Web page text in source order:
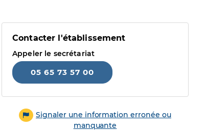
Contacter l'établissement
Appeler le secrétariat
05 65 73 57 00
Signaler une information erronée ou
manquante